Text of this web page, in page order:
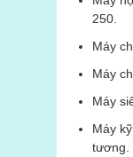
250.
Máy
Máy
Máy
Máy
tương.